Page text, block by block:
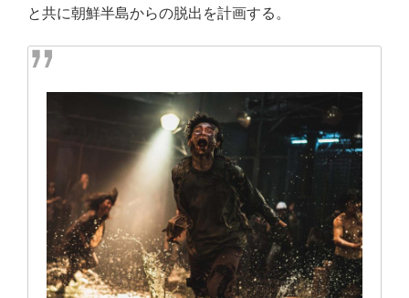
と共に朝鮮半島からの脱出を計画する。